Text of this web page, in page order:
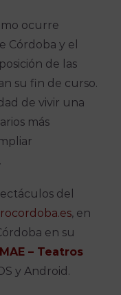
ocurre
Córdoba y el
de las
su fin de curso.
de vivir una
más
del
, en
en su
– Teatros
y Android.